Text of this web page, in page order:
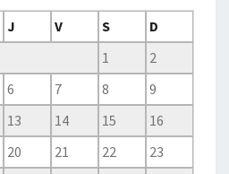
J V S
D
1
2
6 7 8
9
13 14 15
16
20 21 22
23